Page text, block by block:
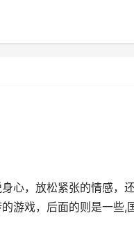
心，放松紧张的情感，
游戏，后面的则是一些